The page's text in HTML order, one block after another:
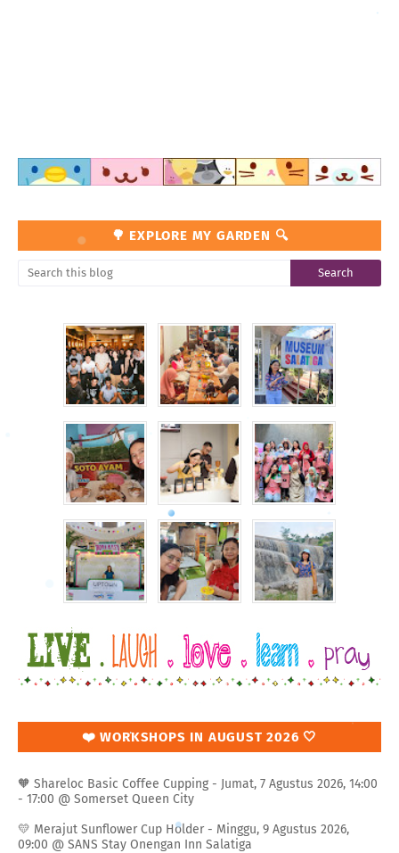
🌳 EXPLORE MY GARDEN 🔍
❤️ WORKSHOPS IN AUGUST 2026 🤍
🧡 Shareloc Basic Coffee Cupping - Jumat, 7 Agustus 2026, 14:00
- 17:00 @ Somerset Queen City
💛 Merajut Sunflower Cup Holder - Minggu, 9 Agustus 2026,
09:00 @ SANS Stay Onengan Inn Salatiga